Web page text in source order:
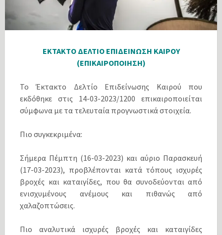
ΕΚΤΑΚΤΟ ΔΕΛΤΙΟ ΕΠΙΔΕΙΝΩΣΗ ΚΑΙΡΟΥ
(ΕΠΙΚΑΙΡΟΠΟΙΗΣΗ)
Το Έκτακτο Δελτίο Επιδείνωσης Καιρού που
εκδόθηκε στις 14-03-2023/1200 επικαιροποιείται
σύμφωνα με τα τελευταία προγνωστικά στοιχεία.
Πιο συγκεκριμένα:
Σήμερα Πέμπτη (16-03-2023) και αύριο Παρασκευή
(17-03-2023), προβλέπονται κατά τόπους ισχυρές
βροχές και καταιγίδες, που θα συνοδεύονται από
ενισχυμένους ανέμους και πιθανώς από
χαλαζοπτώσεις.
Πιο αναλυτικά ισχυρές βροχές και καταιγίδες